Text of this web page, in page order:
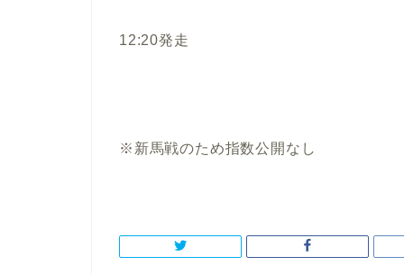
12:20発走
※新馬戦のため指数公開なし